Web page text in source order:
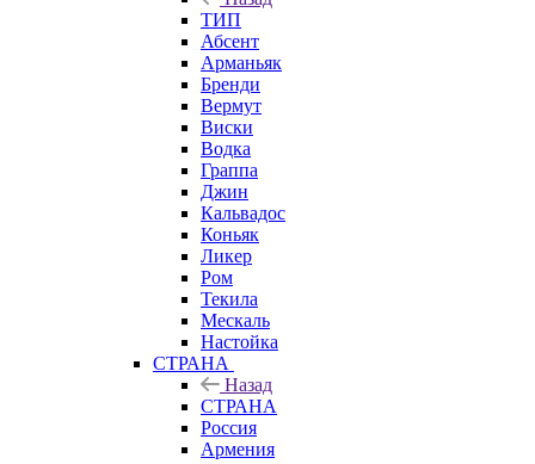
ТИП
Абсент
Арманьяк
Бренди
Вермут
Виски
Водка
Граппа
Джин
Кальвадос
Коньяк
Ликер
Ром
Текила
Мескаль
Настойка
СТРАНА
Назад
СТРАНА
Россия
Армения